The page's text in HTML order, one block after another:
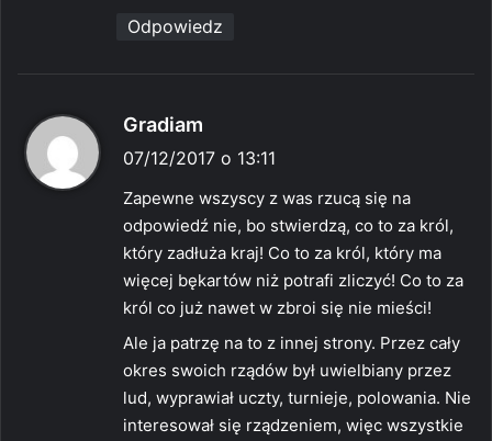
Odpowiedz
Gradiam
i
z
e
:
07/12/2017 o 13:11
Zapewne wszyscy z was rzucą się na
odpowiedź nie, bo stwierdzą, co to za król,
który zadłuża kraj! Co to za król, który ma
więcej bękartów niż potrafi zliczyć! Co to za
król co już nawet w zbroi się nie mieści!
Ale ja patrzę na to z innej strony. Przez cały
okres swoich rządów był uwielbiany przez
lud, wyprawiał uczty, turnieje, polowania. Nie
interesował się rządzeniem, więc wszystkie